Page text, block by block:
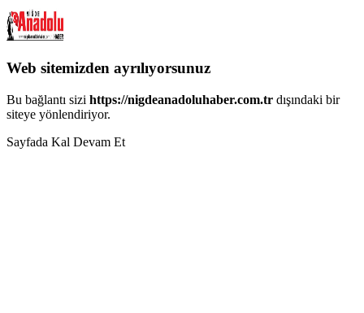
Web sitemizden ayrılıyorsunuz
Bu bağlantı sizi https://nigdeanadoluhaber.com.tr dışındaki bir
siteye yönlendiriyor.
Sayfada Kal Devam Et